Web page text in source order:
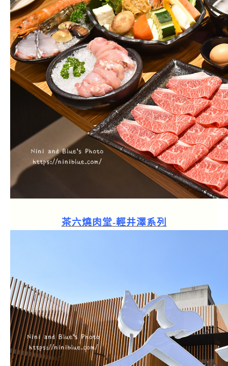
茶六燒肉堂-輕井澤系列